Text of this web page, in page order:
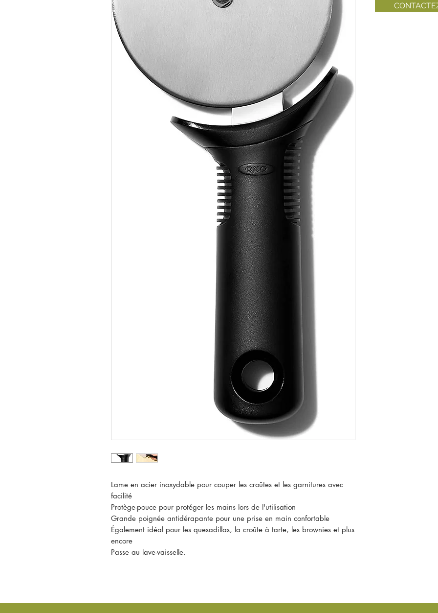
Lame en acier inoxydable pour couper les croûtes et les garnitures avec
facilité
Protège-pouce pour protéger les mains lors de l'utilisation
Grande poignée antidérapante pour une prise en main confortable
Également idéal pour les quesadillas, la croûte à tarte, les brownies et plus
encore
Passe au lave-vaisselle.